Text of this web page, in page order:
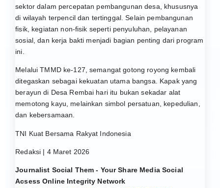
sektor dalam percepatan pembangunan desa, khususnya
di wilayah terpencil dan tertinggal. Selain pembangunan
fisik, kegiatan non-fisik seperti penyuluhan, pelayanan
sosial, dan kerja bakti menjadi bagian penting dari program
ini.
Melalui TMMD ke-127, semangat gotong royong kembali
ditegaskan sebagai kekuatan utama bangsa. Kapak yang
berayun di Desa Rembai hari itu bukan sekadar alat
memotong kayu, melainkan simbol persatuan, kepedulian,
dan kebersamaan.
TNI Kuat Bersama Rakyat Indonesia
Redaksi | 4 Maret 2026
Journalist Social Them - Your Share Media Social
Acsess Online Integrity Network